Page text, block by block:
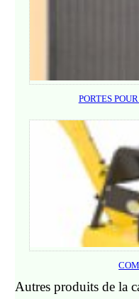
PORTES
Autres produits de la